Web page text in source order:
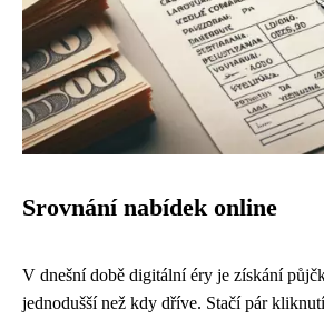
Srovnání nabídek online
V dnešní době digitální éry je získání
jednodušší než kdy dříve. Stačí pár